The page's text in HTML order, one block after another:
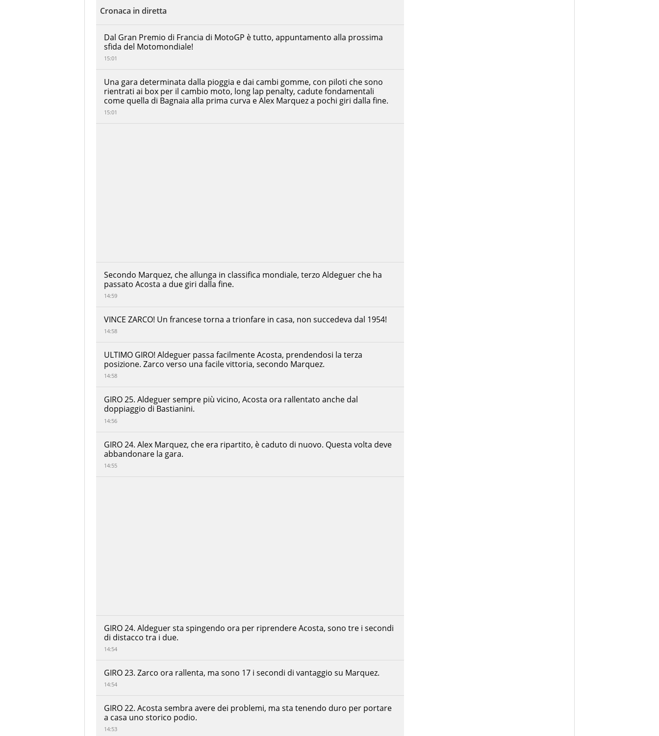
Cronaca in diretta
Dal Gran Premio di Francia di MotoGP è tutto, appuntamento alla prossima
sfida del Motomondiale!
15:01
Una gara determinata dalla pioggia e dai cambi gomme, con piloti che sono
rientrati ai box per il cambio moto, long lap penalty, cadute fondamentali
come quella di Bagnaia alla prima curva e Alex Marquez a pochi giri dalla fine.
15:01
Secondo Marquez, che allunga in classifica mondiale, terzo Aldeguer che ha
passato Acosta a due giri dalla fine.
14:59
VINCE ZARCO! Un francese torna a trionfare in casa, non succedeva dal 1954!
14:58
ULTIMO GIRO! Aldeguer passa facilmente Acosta, prendendosi la terza
posizione. Zarco verso una facile vittoria, secondo Marquez.
14:58
GIRO 25. Aldeguer sempre più vicino, Acosta ora rallentato anche dal
doppiaggio di Bastianini.
14:56
GIRO 24. Alex Marquez, che era ripartito, è caduto di nuovo. Questa volta deve
abbandonare la gara.
14:55
GIRO 24. Aldeguer sta spingendo ora per riprendere Acosta, sono tre i secondi
di distacco tra i due.
14:54
GIRO 23. Zarco ora rallenta, ma sono 17 i secondi di vantaggio su Marquez.
14:54
GIRO 22. Acosta sembra avere dei problemi, ma sta tenendo duro per portare
a casa uno storico podio.
14:53
Circuit
11/05/2025
Le
Mans
Nazione:
Francia
Numero
giri:
27
Lunghezza
giro:
4.19
KM
113
KM